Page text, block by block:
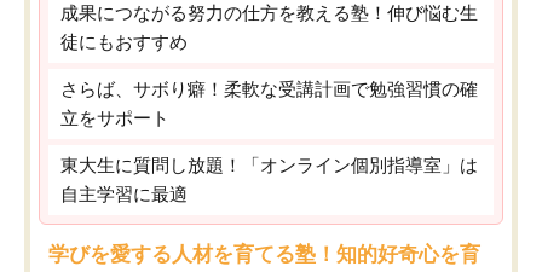
成果につながる努力の仕方を教える塾！伸び悩む生
徒にもおすすめ
さらば、サボり癖！柔軟な受講計画で勉強習慣の確
立をサポート
東大生に質問し放題！「オンライン個別指導室」は
自主学習に最適
学びを愛する人材を育てる塾！知的好奇心を育